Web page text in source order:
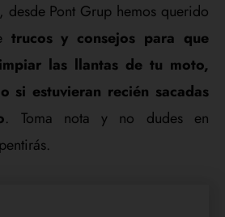
desde Pont Grup hemos querido
trucos y consejos para que
las llantas de tu moto,
si estuvieran recién sacadas
. Toma nota y no dudes en